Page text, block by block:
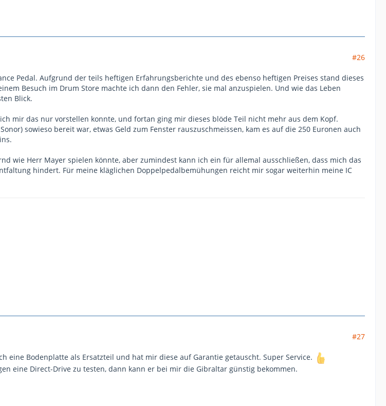
#26
Pedal. Aufgrund der teils heftigen Erfahrungsberichte und des ebenso heftigen Preises stand dieses
Besuch im Drum Store machte ich dann den Fehler, sie mal anzuspielen. Und wie das Leben
Blick.
mir das nur vorstellen konnte, und fortan ging mir dieses blöde Teil nicht mehr aus dem Kopf.
sowieso bereit war, etwas Geld zum Fenster rauszuschmeissen, kam es auf die 250 Euronen auch
wie Herr Mayer spielen könnte, aber zumindest kann ich ein für allemal ausschließen, dass mich das
hindert. Für meine kläglichen Doppelpedalbemühungen reicht mir sogar weiterhin meine IC
#27
eine Bodenplatte als Ersatzteil und hat mir diese auf Garantie getauscht. Super Service.
eine Direct-Drive zu testen, dann kann er bei mir die Gibraltar günstig bekommen.